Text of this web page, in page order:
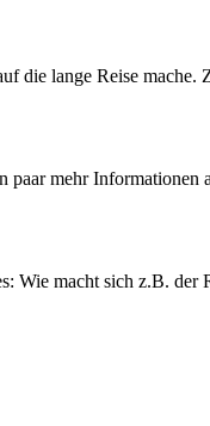
die lange Reise
paar mehr Informationen
Wie macht sich z.B. der